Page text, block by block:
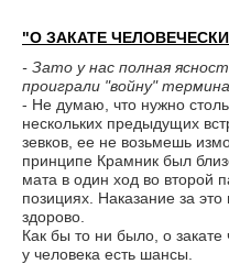
"О ЗАКАТЕ
- Зато у нас полная
проиграли "войну"
- Не думаю, что нужно столь
нескольких предыдущих
зевков, ее не возьмешь
принципе Крамник был
мата в один ход во второй
позициях. Наказание за
здорово.
Как бы то ни было, о
у человека есть шансы.